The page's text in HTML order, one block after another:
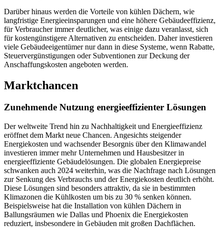
Darüber hinaus werden die Vorteile von kühlen Dächern, wie
langfristige Energieeinsparungen und eine höhere Gebäudeeffizienz,
für Verbraucher immer deutlicher, was einige dazu veranlasst, sich
für kostengünstigere Alternativen zu entscheiden. Daher investieren
viele Gebäudeeigentümer nur dann in diese Systeme, wenn Rabatte,
Steuervergünstigungen oder Subventionen zur Deckung der
Anschaffungskosten angeboten werden.
Marktchancen
Zunehmende Nutzung energieeffizienter Lösungen
Der weltweite Trend hin zu Nachhaltigkeit und Energieeffizienz
eröffnet dem Markt neue Chancen. Angesichts steigender
Energiekosten und wachsender Besorgnis über den Klimawandel
investieren immer mehr Unternehmen und Hausbesitzer in
energieeffiziente Gebäudelösungen. Die globalen Energiepreise
schwanken auch 2024 weiterhin, was die Nachfrage nach Lösungen
zur Senkung des Verbrauchs und der Energiekosten deutlich erhöht.
Diese Lösungen sind besonders attraktiv, da sie in bestimmten
Klimazonen die Kühlkosten um bis zu 30 % senken können.
Beispielsweise hat die Installation von kühlen Dächern in
Ballungsräumen wie Dallas und Phoenix die Energiekosten
reduziert, insbesondere in Gebäuden mit großen Dachflächen.